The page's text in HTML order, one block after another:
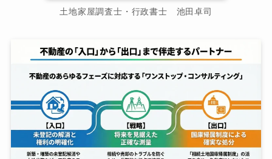
土地家屋調査士・行政書士 池田卓司